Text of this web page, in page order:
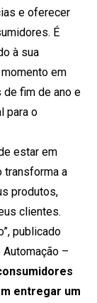
e oferecer
É
à sua
em
de fim de ano e
para o
estar em
transforma a
produtos,
clientes.
publicado
–
entregar um